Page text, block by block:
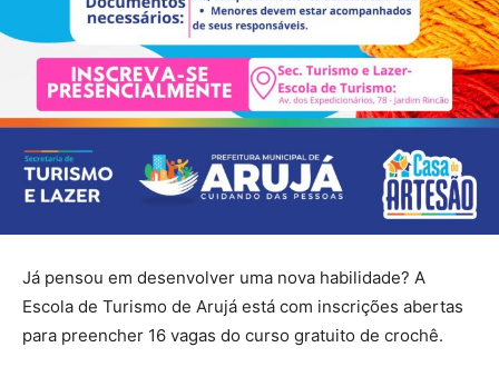
Já pensou em desenvolver uma nova habilidade? A
Escola de Turismo de Arujá está com inscrições abertas
para preencher 16 vagas do curso gratuito de crochê.